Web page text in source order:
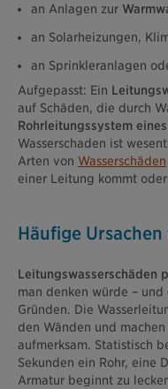
an Anlagen zur
an Solarheizungen,
an Sprinkleranlagen
Aufgepasst: Ein
auf Schäden, die durch
Rohrleitungssystem
Wasserschaden ist
Arten von Wasserschäden
einer Leitung kommt
Häufige
Leitungswasserschäden
man denken würde –
Gründen. Die
den Wänden und
aufmerksam. Statistisch
Sekunden ein Rohr, eine
Armatur beginnt zu